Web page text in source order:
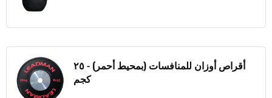
أقراص أوزان للمنافسات (بمحيط أحمر) - ٢٥
كجم